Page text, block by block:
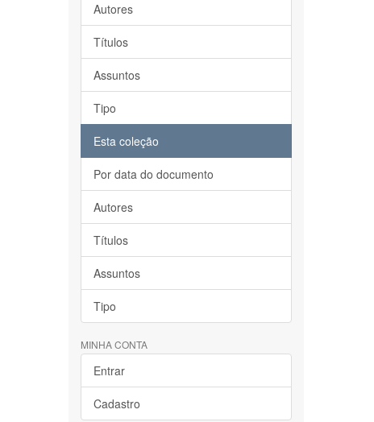
Autores
Títulos
Assuntos
Tipo
Esta coleção
Por data do documento
Autores
Títulos
Assuntos
Tipo
MINHA CONTA
Entrar
Cadastro